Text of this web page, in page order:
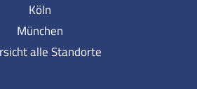
Köln
München
alle Standorte